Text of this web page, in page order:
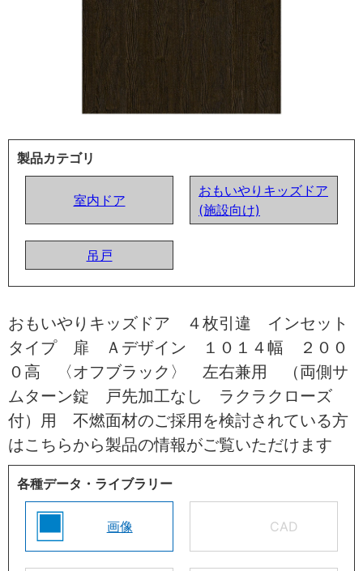
製品カテゴリ
室内ドア
おもいやりキッズドア
(施設向け)
吊戸
おもいやりキッズドア ４枚引違 インセット
タイプ 扉 Ａデザイン １０１４幅 ２００
０高 〈オフブラック〉 左右兼用 （両側サ
ムターン錠 戸先加工なし ラクラクローズ
付）用 不燃面材のご採用を検討されている方
はこちらから製品の情報がご覧いただけます
各種データ・ライブラリー
画像 CAD